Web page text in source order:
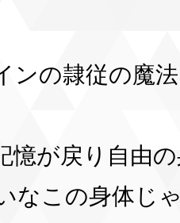
ンの隷従の魔
憶が戻り自由
なこの身体じ